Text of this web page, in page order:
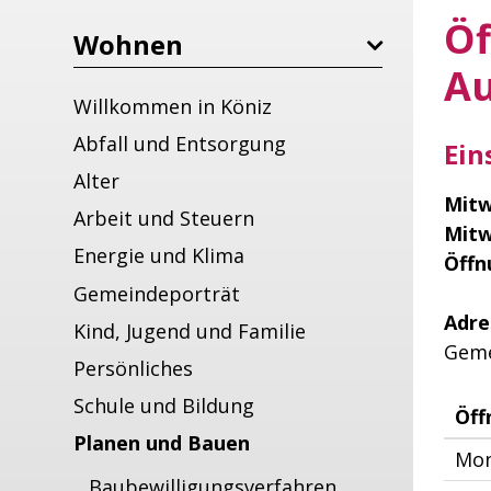
Wohnen
Willkommen in Köniz
Abfall und Entsorgung
Alter
Arbeit und Steuern
Energie und Klima
Gemeindeporträt
Kind, Jugend und Familie
Persönliches
Schule und Bildung
Planen und Bauen